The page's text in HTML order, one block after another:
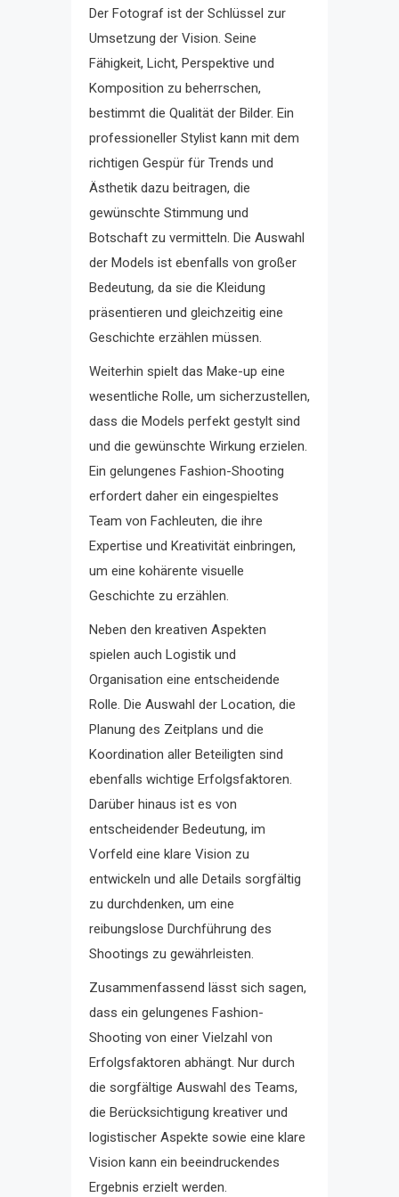
Der Fotograf ist der Schlüssel zur
Umsetzung der Vision. Seine
Fähigkeit, Licht, Perspektive und
Komposition zu beherrschen,
bestimmt die Qualität der Bilder. Ein
professioneller Stylist kann mit dem
richtigen Gespür für Trends und
Ästhetik dazu beitragen, die
gewünschte Stimmung und
Botschaft zu vermitteln. Die Auswahl
der Models ist ebenfalls von großer
Bedeutung, da sie die Kleidung
präsentieren und gleichzeitig eine
Geschichte erzählen müssen.
Weiterhin spielt das Make-up eine
wesentliche Rolle, um sicherzustellen,
dass die Models perfekt gestylt sind
und die gewünschte Wirkung erzielen.
Ein gelungenes Fashion-Shooting
erfordert daher ein eingespieltes
Team von Fachleuten, die ihre
Expertise und Kreativität einbringen,
um eine kohärente visuelle
Geschichte zu erzählen.
Neben den kreativen Aspekten
spielen auch Logistik und
Organisation eine entscheidende
Rolle. Die Auswahl der Location, die
Planung des Zeitplans und die
Koordination aller Beteiligten sind
ebenfalls wichtige Erfolgsfaktoren.
Darüber hinaus ist es von
entscheidender Bedeutung, im
Vorfeld eine klare Vision zu
entwickeln und alle Details sorgfältig
zu durchdenken, um eine
reibungslose Durchführung des
Shootings zu gewährleisten.
Zusammenfassend lässt sich sagen,
dass ein gelungenes Fashion-
Shooting von einer Vielzahl von
Erfolgsfaktoren abhängt. Nur durch
die sorgfältige Auswahl des Teams,
die Berücksichtigung kreativer und
logistischer Aspekte sowie eine klare
Vision kann ein beeindruckendes
Ergebnis erzielt werden.